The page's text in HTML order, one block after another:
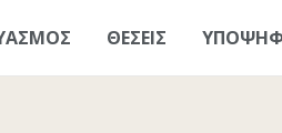
ΘΕΣΕΙΣ